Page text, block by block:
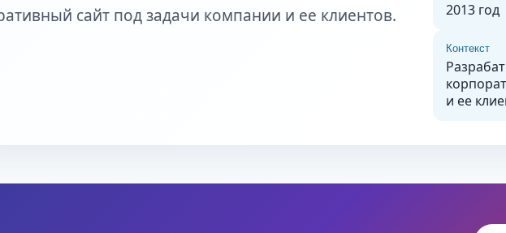
сайт под задачи компании и ее клиентов. 2013 год
Контекст
и ее